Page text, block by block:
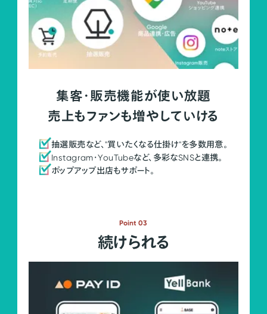
集客・販売機能が使い放題
売上もファンも増やしていける
抽選販売など、"買いたくなる仕掛け"を多数用意。
Instagram・YouTubeなど、多彩なSNSと連携。
ポップアップ出店もサポート。
Point 03
続けられる